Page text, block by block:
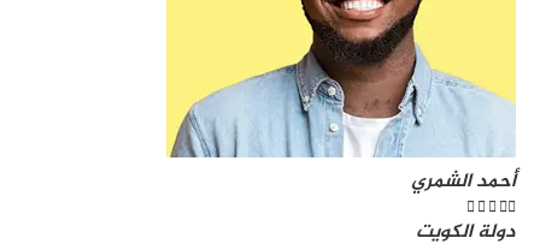
أحمد الشمري
   
دولة الكويت